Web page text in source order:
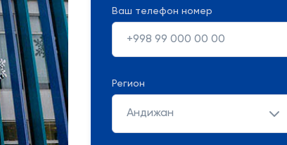
Ваш телефон номер
Регион
Андижан